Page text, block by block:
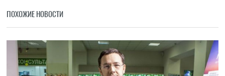
ПОХОЖИЕ НОВОСТИ